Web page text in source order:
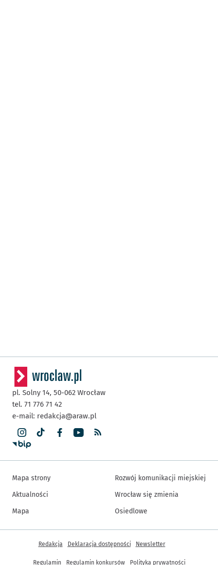
pl. Solny 14, 50-062 Wrocław
tel. 71 776 71 42
e-mail: redakcja@araw.pl
Mapa strony
Aktualności
Mapa
Rozwój komunikacji miejskiej
Wrocław się zmienia
Osiedlowe
Inne informacje
Redakcja Deklaracja dostępności Newsletter
Regulamin Regulamin konkursów Polityka prywatności